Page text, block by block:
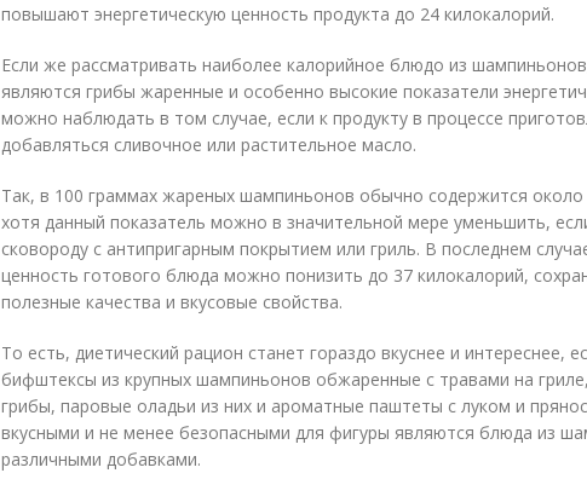
повышают энергетическую ценность продукта до 24 килокалорий.
Если же рассматривать наиболее калорийное блюдо из
являются грибы жаренные и особенно высокие показатели
можно наблюдать в том случае, если к продукту в процессе
добавляться сливочное или растительное масло.
Так, в 100 граммах жареных шампиньонов обычно содержится около
хотя данный показатель можно в значительной мере уменьшить,
сковороду с антипригарным покрытием или гриль. В последнем
ценность готового блюда можно понизить до 37 килокалорий,
полезные качества и вкусовые свойства.
То есть, диетический рацион станет гораздо вкуснее и интереснее,
бифштексы из крупных шампиньонов обжаренные с травами на
грибы, паровые оладьи из них и ароматные паштеты с луком и
вкусными и не менее безопасными для фигуры являются блюда из
различными добавками.